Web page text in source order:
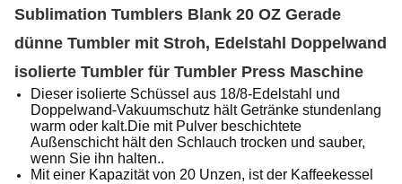
Sublimation Tumblers Blank 20 OZ Gerade
dünne Tumbler mit Stroh, Edelstahl Doppelwand
isolierte Tumbler für Tumbler Press Maschine
Dieser isolierte Schüssel aus 18/8-Edelstahl und
Doppelwand-Vakuumschutz hält Getränke stundenlang
warm oder kalt.Die mit Pulver beschichtete
Außenschicht hält den Schlauch trocken und sauber,
wenn Sie ihn halten..
Mit einer Kapazität von 20 Unzen, ist der Kaffeekessel